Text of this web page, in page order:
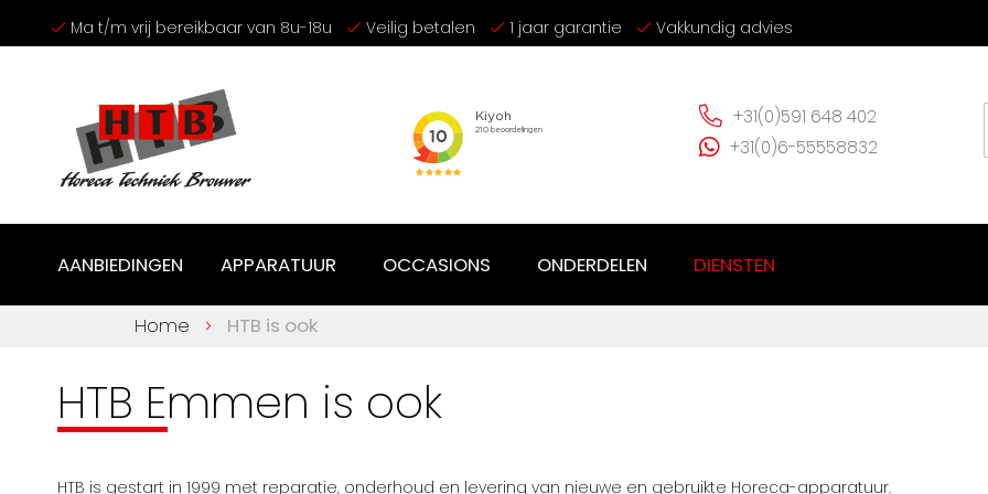
Ga
naar
Ma t/m vrij bereikbaar van 8u-18u Veilig betalen 1 jaar garantie Vakkundig advies
+31(0)591 648 402
+31(0)6-55558832
AANBIEDINGEN APPARATUUR OCCASIONS ONDERDELEN DIENSTEN
Home HTB is ook
HTB Emmen is ook
HTB is gestart in 1999 met reparatie, onderhoud en levering van nieuwe en gebruikte Horeca-apparatuur.